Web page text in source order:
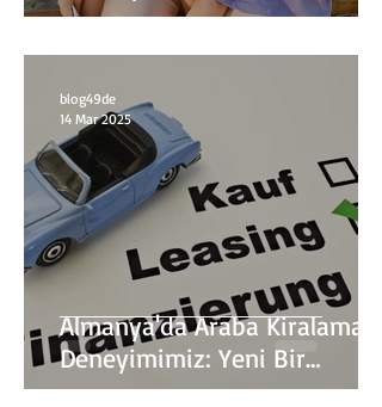
Almanya'da Araba Kiralama
Deneyimimiz: Yeni Bir
Yaklaşım
blog49de
14 Mar 2025